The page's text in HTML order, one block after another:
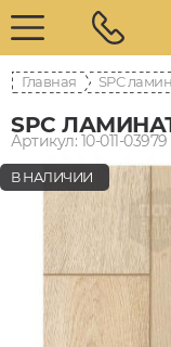
Главная SPC
SPC
Артикул: 10-011-03979
В НАЛИЧИИ